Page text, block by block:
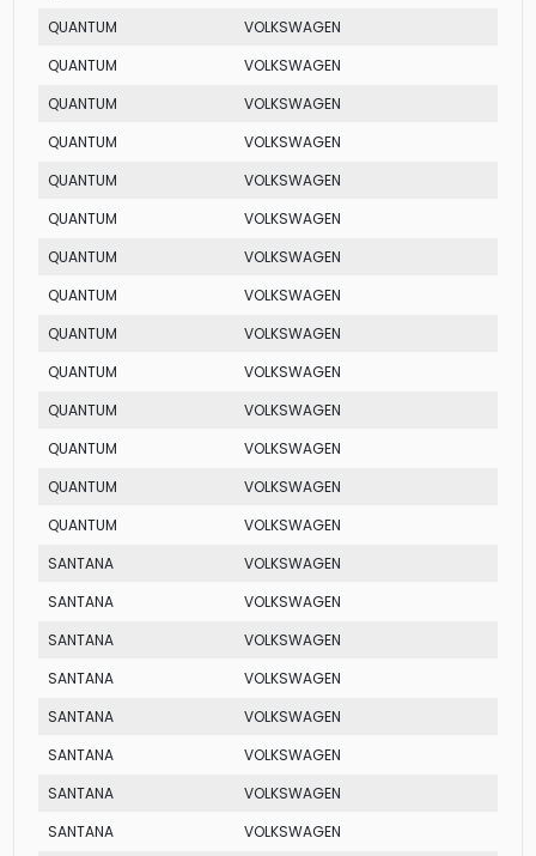
QUANTUM
VOLKSWAGEN
QUANTUM
VOLKSWAGEN
QUANTUM
VOLKSWAGEN
QUANTUM
VOLKSWAGEN
QUANTUM
VOLKSWAGEN
QUANTUM
VOLKSWAGEN
QUANTUM
VOLKSWAGEN
QUANTUM
VOLKSWAGEN
QUANTUM
VOLKSWAGEN
QUANTUM
VOLKSWAGEN
QUANTUM
VOLKSWAGEN
QUANTUM
VOLKSWAGEN
QUANTUM
VOLKSWAGEN
QUANTUM
VOLKSWAGEN
SANTANA
VOLKSWAGEN
SANTANA
VOLKSWAGEN
SANTANA
VOLKSWAGEN
SANTANA
VOLKSWAGEN
SANTANA
VOLKSWAGEN
SANTANA
VOLKSWAGEN
SANTANA
VOLKSWAGEN
SANTANA
VOLKSWAGEN